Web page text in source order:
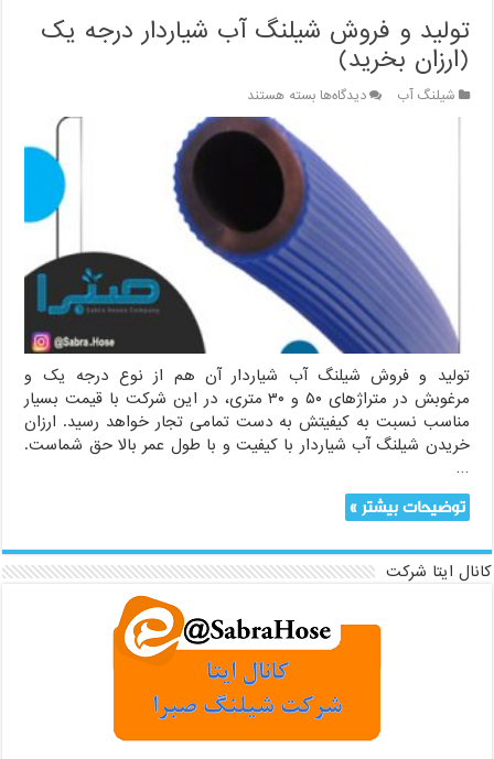
تولید و فروش شیلنگ آب شیاردار درجه یک
(ارزان بخرید)
شیلنگ آب دیدگاه‌هابرای
فروش
شیلنگ
آب
شیاردار
درجه
یک
(ارزان
بخرید)
بسته هستند
تولید و فروش شیلنگ آب شیاردار آن هم از نوع درجه یک و
مرغوبش در متراژهای ۵۰ و ۳۰ متری، در این شرکت با قیمت بسیار
مناسب نسبت به کیفیتش به دست تمامی تجار خواهد رسید. ارزان
خریدن شیلنگ آب شیاردار با کیفیت و با طول عمر بالا حق شماست.
…
توضیحات بیشتر »
کانال ایتا شرکت